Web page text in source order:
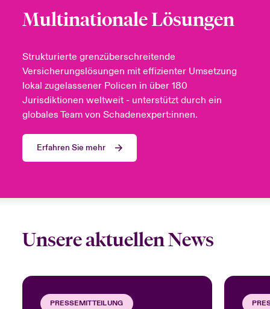
Multinationale Lösungen
Strukturierte grenzüberschreitende
Versicherungslösungen mit effizienter Umsetzung
lokal zugelassener Policen in über 180
Jurisdiktionen weltweit - unterstützt durch ein
globales Team von Schadenexpert:innen.
Erfahren Sie mehr
UnsereaktuellenNews
PRESSEMITTEILUNG